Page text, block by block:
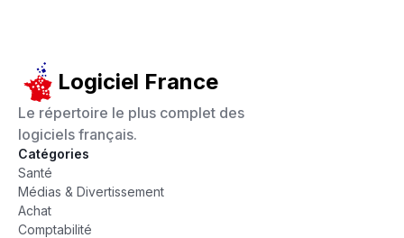
Logiciel France
Le répertoire le plus complet des
logiciels français.
Catégories
Santé
Médias & Divertissement
Achat
Comptabilité